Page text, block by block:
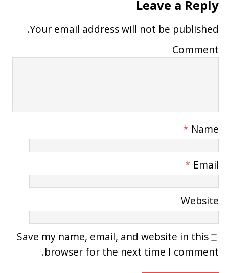
Leave a Reply
Your email address will not be published.
Comment
Name
*
Email
*
Website
Save my name, email, and website in this
browser for the next time I comment.